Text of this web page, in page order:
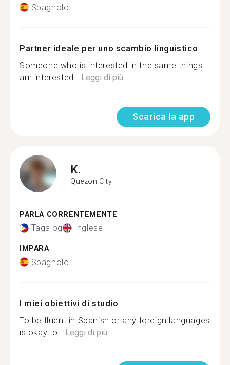
Spagnolo
Partner ideale per uno scambio linguistico
Someone who is interested in the same things I
am interested... Leggi di più
Scarica la app
K.
Quezon City
PARLA CORRENTEMENTE
Tagalog Inglese
IMPARA
Spagnolo
I miei obiettivi di studio
To be fluent in Spanish or any foreign languages
is okay to... Leggi di più